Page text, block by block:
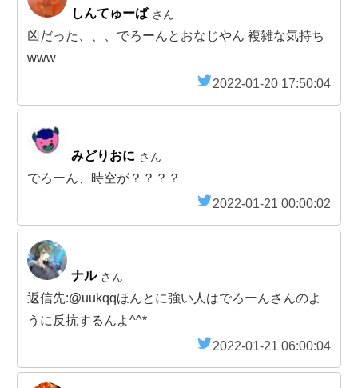
しんてゅーば さん
凶だった、、、でろーんとおなじやん 複雑な気持ち
www
2022-01-20 17:50:04
みどりおに さん
でろーん、時空が？？？？
2022-01-21 00:00:02
ナル さん
返信先:@uukqqほんとに強い人はでろーんさんのよ
うに反抗するんよ^^*
2022-01-21 06:00:04